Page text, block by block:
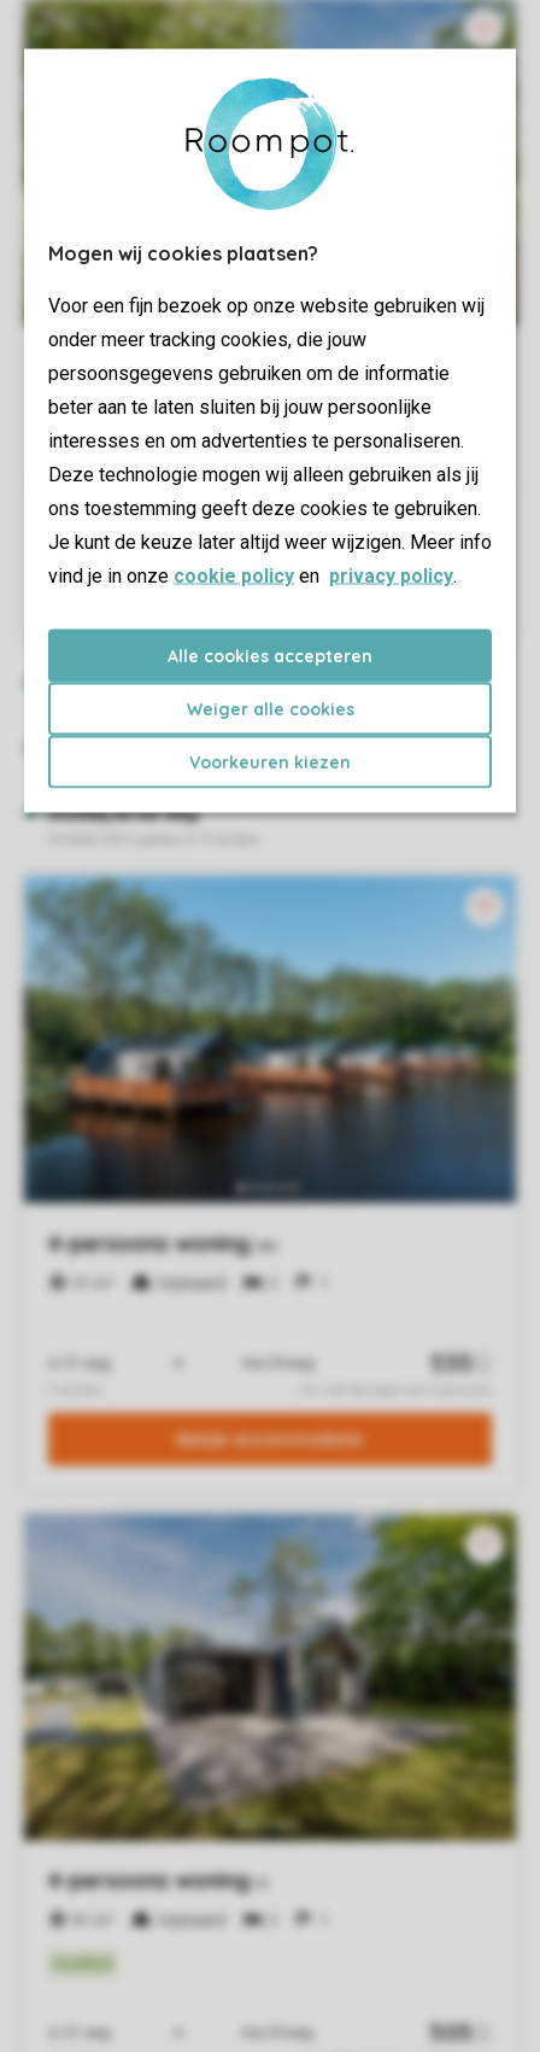
Mogen wij cookies plaatsen?
Voor een fijn bezoek op onze website gebruiken wij
onder meer tracking cookies, die jouw
persoonsgegevens gebruiken om de informatie
beter aan te laten sluiten bij jouw persoonlijke
interesses en om advertenties te personaliseren.
Deze technologie mogen wij alleen gebruiken als jij
ons toestemming geeft deze cookies te gebruiken.
Je kunt de keuze later altijd weer wijzigen. Meer info
vind je in onze cookie policy en privacy policy.
Alle cookies accepteren
Weiger alle cookies
Voorkeuren kiezen